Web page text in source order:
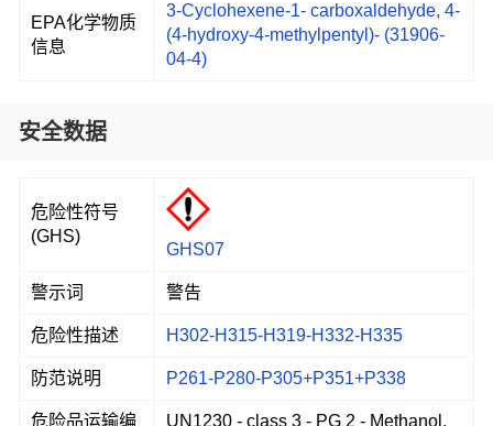
EPA化学物质
信息
3-Cyclohexene-1- carboxaldehyde, 4-
(4-hydroxy-4-methylpentyl)- (31906-
04-4)
安全数据
危险性符号
(GHS)
GHS07
警示词 警告
危险性描述 H302-H315-H319-H332-H335
防范说明 P261-P280-P305+P351+P338
危险品运输编
UN1230 - class 3 - PG 2 - Methanol,